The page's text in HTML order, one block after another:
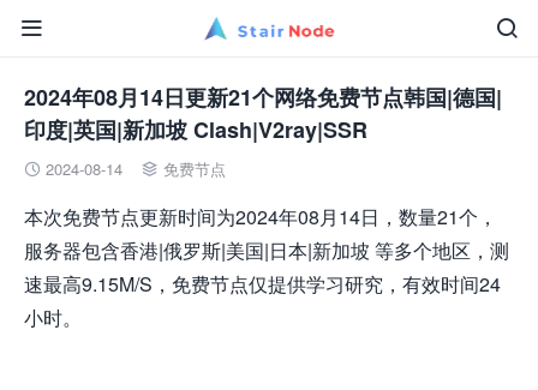


2024年08月14日更新21个网络免费节点韩国|德国|
印度|英国|新加坡 Clash|V2ray|SSR
 2024-08-14  免费节点
本次免费节点更新时间为2024年08月14日，数量21个，
服务器包含香港|俄罗斯|美国|日本|新加坡 等多个地区，测
速最高9.15M/S，免费节点仅提供学习研究，有效时间24
小时。